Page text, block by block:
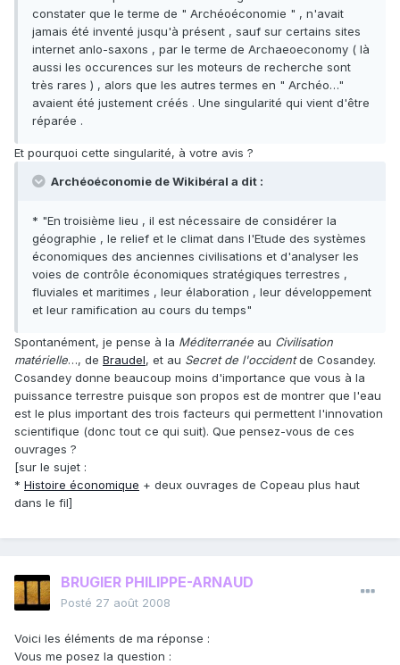
constater que le terme de " Archéoéconomie " , n'avait
jamais été inventé jusqu'à présent , sauf sur certains sites
internet anlo-saxons , par le terme de Archaeoeconomy ( là
aussi les occurences sur les moteurs de recherche sont
très rares ) , alors que les autres termes en " Archéo…"
avaient été justement créés . Une singularité qui vient d'être
réparée .
Et pourquoi cette singularité, à votre avis ?
Archéoéconomie de Wikibéral a dit :
* "En troisième lieu , il est nécessaire de considérer la
géographie , le relief et le climat dans l'Etude des systèmes
économiques des anciennes civilisations et d'analyser les
voies de contrôle économiques stratégiques terrestres ,
fluviales et maritimes , leur élaboration , leur développement
et leur ramification au cours du temps"
Spontanément, je pense à la Méditerranée au Civilisation
matérielle…, de Braudel, et au Secret de l'occidentde Cosandey.
Cosandey donne beaucoup moins d'importance que vous à la
puissance terrestre puisque son propos est de montrer que l'eau
est le plus important des trois facteurs qui permettent l'innovation
scientifique (donc tout ce qui suit). Que pensez-vous de ces
ouvrages ?
[sur le sujet :
* Histoire économique + deux ouvrages de Copeau plus haut
dans le fil]
BRUGIER PHILIPPE-ARNAUD
Posté 27 août 2008
Voici les éléments de ma réponse :
Vous me posez la question :